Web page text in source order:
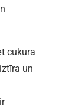
cukura
un